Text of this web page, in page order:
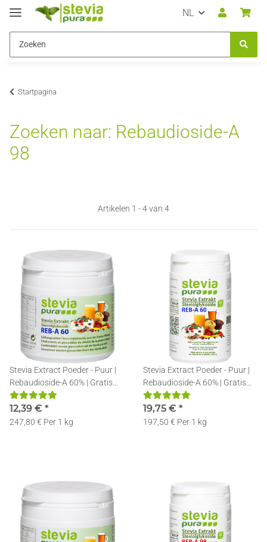
NL
Startpagina
Zoeken naar: Rebaudioside-A
98
Artikelen 1 - 4 van 4
Stevia Extract Poeder - Puur |
Rebaudioside-A 60% | Gratis
Doseerlepel | 50g
12,39 € *
247,80 € Per 1 kg
Stevia Extract Poeder - Puur |
Rebaudioside-A 60% | Gratis
Doseerlepel | 100g
19,75 € *
197,50 € Per 1 kg